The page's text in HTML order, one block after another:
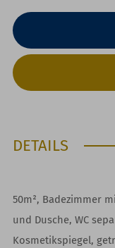
DETAILS
50m², Badezimmer
und Dusche, WC
Kosmetikspiegel,